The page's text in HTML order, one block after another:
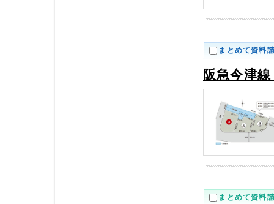
まとめて資料
阪急今津
まとめて資料